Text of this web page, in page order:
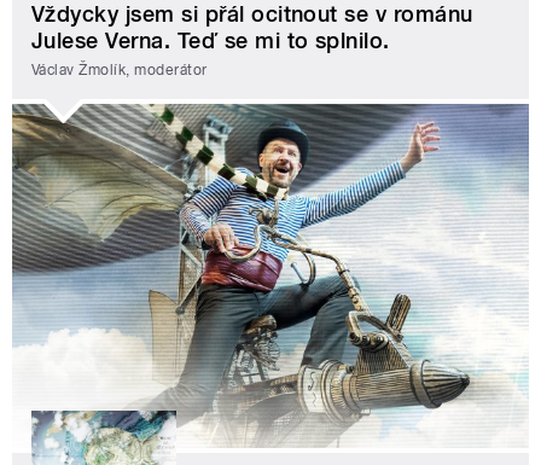
Vždycky jsem si přál ocitnout se v románu
Julese Verna. Teď se mi to splnilo.
Václav Žmolík, moderátor